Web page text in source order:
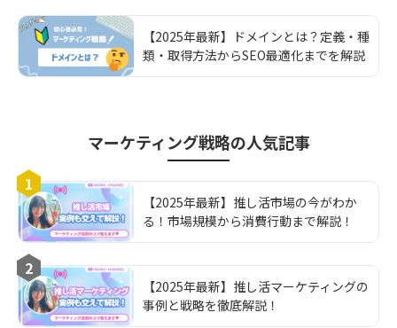
【2025年最新】ドメインとは？定義・種
類・取得方法からSEO最適化までを解説
マーケティング戦略の人気記事
1
【2025年最新】推し活市場の今がわか
る！市場規模から消費行動まで解説！
2
【2025年最新】推し活マーケティングの
事例と戦略を徹底解説！